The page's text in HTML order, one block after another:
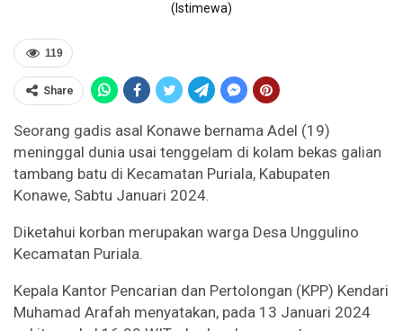
(Istimewa)
119
Share
Seorang gadis asal Konawe bernama Adel (19)
meninggal dunia usai tenggelam di kolam bekas galian
tambang batu di Kecamatan Puriala, Kabupaten
Konawe, Sabtu Januari 2024.
Diketahui korban merupakan warga Desa Unggulino
Kecamatan Puriala.
Kepala Kantor Pencarian dan Pertolongan (KPP) Kendari
Muhamad Arafah menyatakan, pada 13 Januari 2024